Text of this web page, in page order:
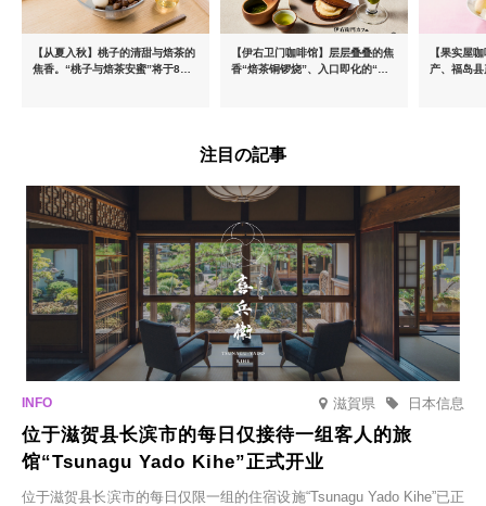
【从夏入秋】桃子的清甜与焙茶的
焦香。“桃子与焙茶安蜜”将于8月
【伊右卫门咖啡馆】层层叠叠的焦
香“焙茶铜锣烧”、入口即化的“宇
【果实屋
产、福岛
注目の記事
滋賀県 日本信息
位于滋贺县长滨市的每日仅接待一组客人的旅
馆“Tsunagu Yado Kihe”正式开业
位于滋贺县长滨市的每日仅限一组的住宿设施“Tsunagu Yado Kihe”已正